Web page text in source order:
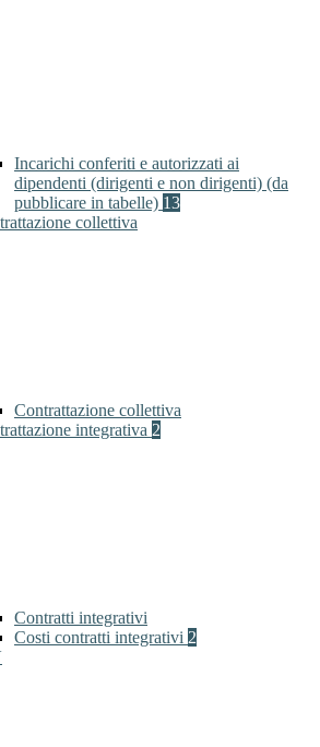
Incarichi conferiti e autorizzati ai
dipendenti (dirigenti e non dirigenti) (da
pubblicare in tabelle) 13
collettiva
Contrattazione collettiva
integrativa 2
Contratti integrativi
Costi contratti integrativi 2